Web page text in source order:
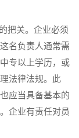
把关。企业必须
名负责人通常需
专以上学历，或
法律法规。此
应当具备基本的
企业有责任对员